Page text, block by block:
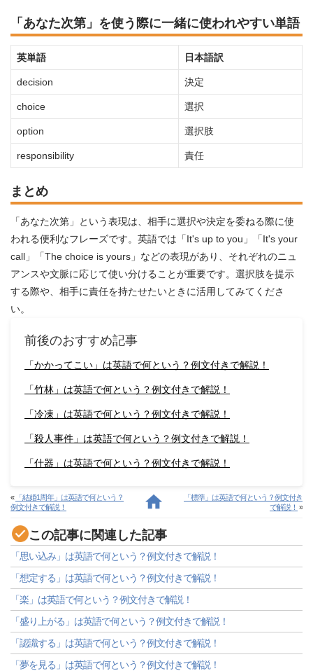
「あなた次第」を使う際に一緒に使われやすい単語
英単語 日本語訳
decision 決定
choice 選択
option 選択肢
responsibility 責任
まとめ
「あなた次第」という表現は、相手に選択や決定を委ねる際に使
われる便利なフレーズです。英語では「It's up to you」「It's your
call」「The choice is yours」などの表現があり、それぞれのニュ
アンスや文脈に応じて使い分けることが重要です。選択肢を提示
する際や、相手に責任を持たせたいときに活用してみてくださ
い。
前後のおすすめ記事
「かかってこい」は英語で何という？例文付きで解説！
「竹林」は英語で何という？例文付きで解説！
「冷凍」は英語で何という？例文付きで解説！
「殺人事件」は英語で何という？例文付きで解説！
「什器」は英語で何という？例文付きで解説！
« 「結婚1周年」は英語で何という？
例文付きで解説！
「標準」は英語で何という？例文付き
で解説！ »
この記事に関連した記事
「思い込み」は英語で何という？例文付きで解説！
「想定する」は英語で何という？例文付きで解説！
「楽」は英語で何という？例文付きで解説！
「盛り上がる」は英語で何という？例文付きで解説！
「認識する」は英語で何という？例文付きで解説！
「夢を見る」は英語で何という？例文付きで解説！